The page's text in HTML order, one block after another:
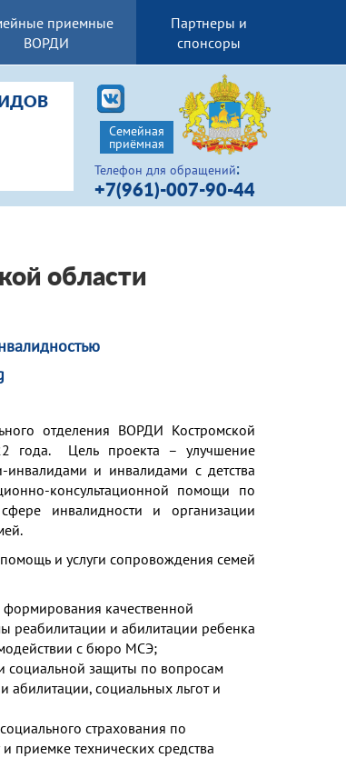
приемные
ВОРДИ
Партнеры и
спонсоры
Телефон для обращений:
+7(961)-007-90-44
Семейная
приёмная
отделения ВОРДИ Костромской
года. Цель проекта – улучшение
инвалидами и инвалидами с детства
консультационной помощи по
инвалидности и организации
и услуги сопровождения семей
качественной
реабилитации и абилитации ребенка
с бюро МСЭ;
социальной защиты по вопросам
абилитации, социальных льгот и
страхования по
приемке технических средства
области